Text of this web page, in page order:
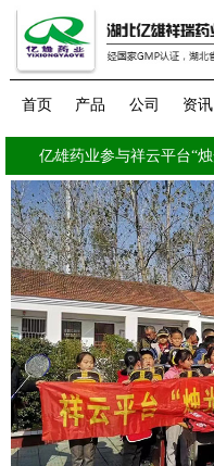
首页 产品 公司 资讯
亿雄药业参与祥云平台“